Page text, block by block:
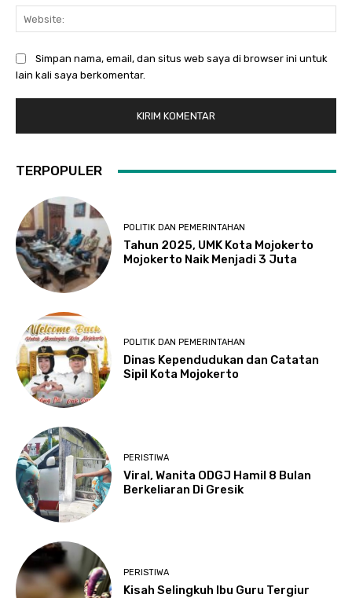
Simpan nama, email, dan situs web saya di browser ini untuk
lain kali saya berkomentar.
TERPOPULER
POLITIK DAN PEMERINTAHAN
Tahun 2025, UMK Kota Mojokerto
Mojokerto Naik Menjadi 3 Juta
POLITIK DAN PEMERINTAHAN
Dinas Kependudukan dan Catatan
Sipil Kota Mojokerto
PERISTIWA
Viral, Wanita ODGJ Hamil 8 Bulan
Berkeliaran Di Gresik
PERISTIWA
Kisah Selingkuh Ibu Guru Tergiur